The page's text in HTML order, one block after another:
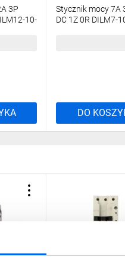
3P
10-
Stycznik mocy 7A
DC 1Z 0R DILM7-
DO